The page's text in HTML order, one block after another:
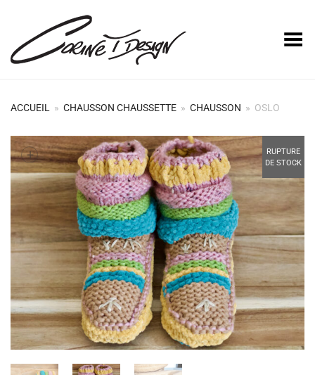
Basculer le menu
ACCUEIL » CHAUSSON CHAUSSETTE » CHAUSSON » OSLO
RUPTURE
DE STOCK
+